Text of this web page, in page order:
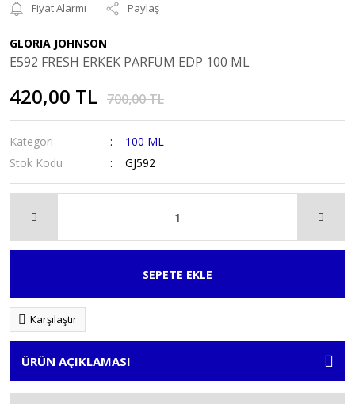
Fiyat Alarmı
Paylaş
GLORIA JOHNSON
E592 FRESH ERKEK PARFÜM EDP 100 ML
420,00 TL 700,00 TL
Kategori
100 ML
Stok Kodu
GJ592
SEPETE EKLE
Karşılaştır
ÜRÜN AÇIKLAMASI